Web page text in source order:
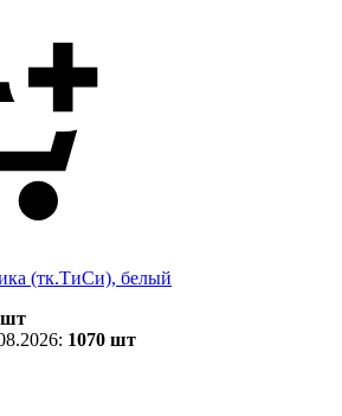
(тк.ТиСи), белый
шт
1070 шт